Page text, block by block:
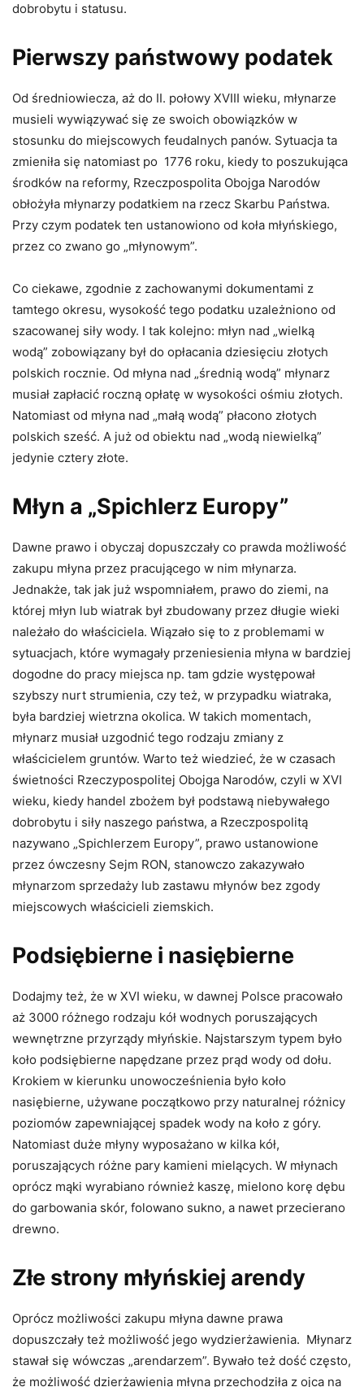
dobrobytu i statusu.
Pierwszy państwowy podatek
Od średniowiecza, aż do II. połowy XVIII wieku, młynarze
musieli wywiązywać się ze swoich obowiązków w
stosunku do miejscowych feudalnych panów. Sytuacja ta
zmieniła się natomiast po 1776 roku, kiedy to poszukująca
środków na reformy, Rzeczpospolita Obojga Narodów
obłożyła młynarzy podatkiem na rzecz Skarbu Państwa.
Przy czym podatek ten ustanowiono od koła młyńskiego,
przez co zwano go „młynowym”.
Co ciekawe, zgodnie z zachowanymi dokumentami z
tamtego okresu, wysokość tego podatku uzależniono od
szacowanej siły wody. I tak kolejno: młyn nad „wielką
wodą” zobowiązany był do opłacania dziesięciu złotych
polskich rocznie. Od młyna nad „średnią wodą” młynarz
musiał zapłacić roczną opłatę w wysokości ośmiu złotych.
Natomiast od młyna nad „małą wodą” płacono złotych
polskich sześć. A już od obiektu nad „wodą niewielką”
jedynie cztery złote.
Młyn a „Spichlerz Europy”
Dawne prawo i obyczaj dopuszczały co prawda możliwość
zakupu młyna przez pracującego w nim młynarza.
Jednakże, tak jak już wspomniałem, prawo do ziemi, na
której młyn lub wiatrak był zbudowany przez długie wieki
należało do właściciela. Wiązało się to z problemami w
sytuacjach, które wymagały przeniesienia młyna w bardziej
dogodne do pracy miejsca np. tam gdzie występował
szybszy nurt strumienia, czy też, w przypadku wiatraka,
była bardziej wietrzna okolica. W takich momentach,
młynarz musiał uzgodnić tego rodzaju zmiany z
właścicielem gruntów. Warto też wiedzieć, że w czasach
świetności Rzeczypospolitej Obojga Narodów, czyli w XVI
wieku, kiedy handel zbożem był podstawą niebywałego
dobrobytu i siły naszego państwa, a Rzeczpospolitą
nazywano „Spichlerzem Europy”, prawo ustanowione
przez ówczesny Sejm RON, stanowczo zakazywało
młynarzom sprzedaży lub zastawu młynów bez zgody
miejscowych właścicieli ziemskich.
Podsiębierne i nasiębierne
Dodajmy też, że w XVI wieku, w dawnej Polsce pracowało
aż 3000 różnego rodzaju kół wodnych poruszających
wewnętrzne przyrządy młyńskie. Najstarszym typem było
koło podsiębierne napędzane przez prąd wody od dołu.
Krokiem w kierunku unowocześnienia było koło
nasiębierne, używane początkowo przy naturalnej różnicy
poziomów zapewniającej spadek wody na koło z góry.
Natomiast duże młyny wyposażano w kilka kół,
poruszających różne pary kamieni mielących. W młynach
oprócz mąki wyrabiano również kaszę, mielono korę dębu
do garbowania skór, folowano sukno, a nawet przecierano
drewno.
Złe strony młyńskiej arendy
Oprócz możliwości zakupu młyna dawne prawa
dopuszczały też możliwość jego wydzierżawienia. Młynarz
stawał się wówczas „arendarzem”. Bywało też dość często,
że możliwość dzierżawienia młyna przechodziła z ojca na